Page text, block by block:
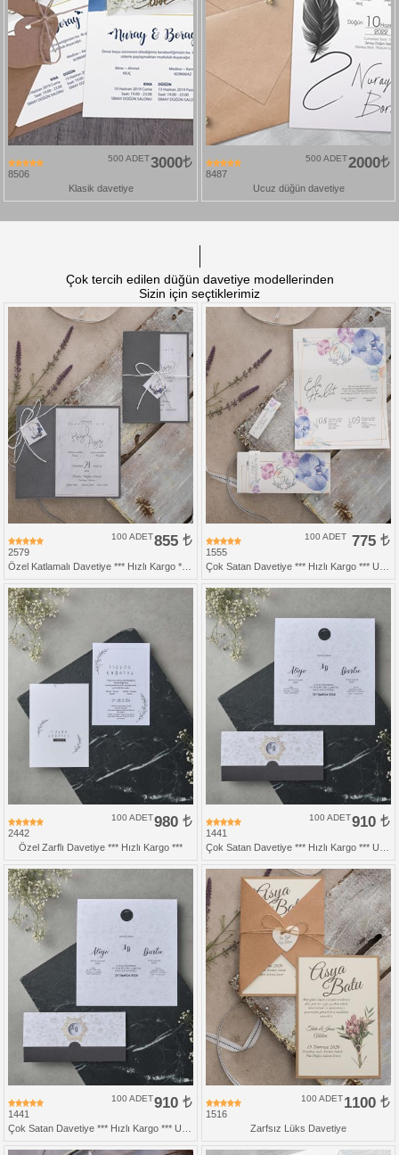
8506
3000
500 ADET
Klasik davetiye
8487
2000
500 ADET
Ucuz düğün davetiye
Çok tercih edilen düğün davetiye modellerinden
Sizin için seçtiklerimiz
2579
855
100 ADET
1555
775
100 ADET
2442
980
100 ADET
Özel Zarflı Davetiye *** Hızlı Kargo ***
1441
910
100 ADET
1441
910
100 ADET
1516
1100
100 ADET
Zarfsız Lüks Davetiye